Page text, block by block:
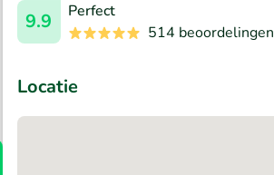
9.9
Perfect
514 beoordelingen
Locatie